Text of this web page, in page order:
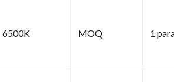
6500K MOQ 1